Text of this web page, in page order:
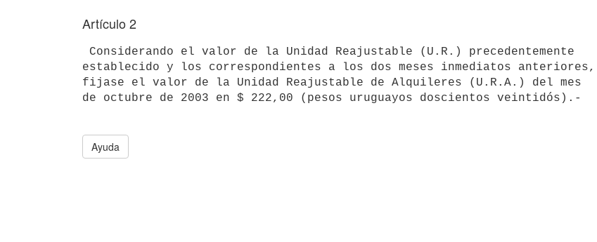
Artículo 2
establecido y los correspondientes a los dos meses inmediatos anteriores,
fijase el valor de la Unidad Reajustable de Alquileres (U.R.A.) del mes
Ayuda